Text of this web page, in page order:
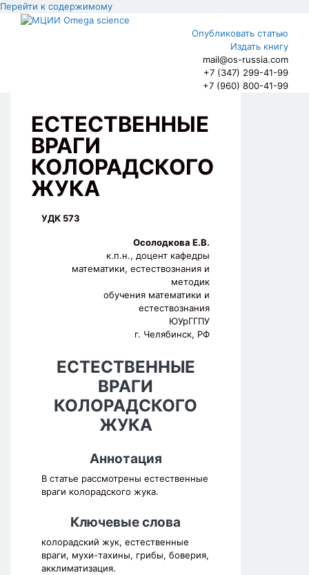
Перейти к содержимому
Опубликовать статью
Издать книгу
mail@os-russia.com
+7 (347) 299-41-99
+7 (960) 800-41-99
ЕСТЕСТВЕННЫЕ
ВРАГИ
КОЛОРАДСКОГО
ЖУКА
УДК 573
Осолодкова Е.В.
к.п.н., доцент кафедры
математики, естествознания и
методик
обучения математики и
естествознания
ЮУрГГПУ
г. Челябинск, РФ
ЕСТЕСТВЕННЫЕ
ВРАГИ
КОЛОРАДСКОГО
ЖУКА
Аннотация
В статье рассмотрены естественные
враги колорадского жука.
Ключевые слова
колорадский жук, естественные
враги, мухи-тахины, грибы, боверия,
акклиматизация.